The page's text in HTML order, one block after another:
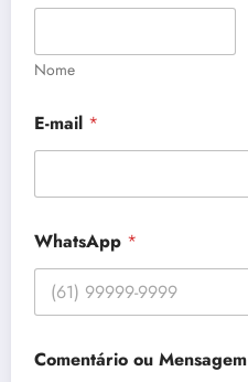
Nome
u
*
u
E-mail *
WhatsApp *
Comentário ou Mensagem